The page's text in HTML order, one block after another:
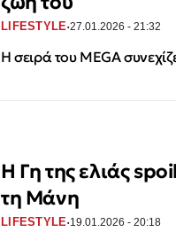
LIFESTYLE·27.01.2026 - 21:32
Η σειρά του MEGA
Η Γη της ελιάς
τη Μάνη
LIFESTYLE·19.01.2026 - 20:18